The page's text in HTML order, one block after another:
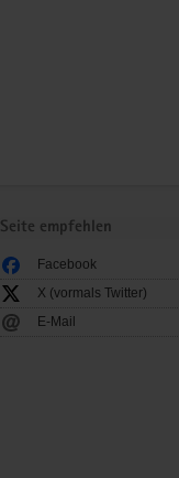
Seite empfehlen
Facebook
X (vormals Twitter)
E-Mail